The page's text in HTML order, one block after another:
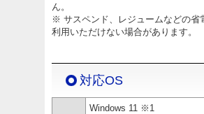
ん。
※ サスペンド、レジュームなどの省
利用いただけない場合があります。
対応OS
Windows 11 ※1